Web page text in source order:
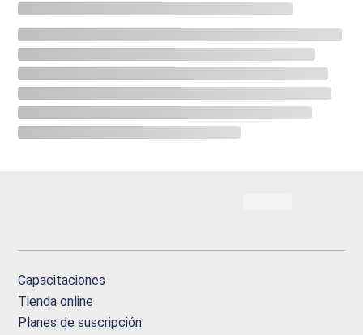
Capacitaciones
Tienda online
Planes de suscripción